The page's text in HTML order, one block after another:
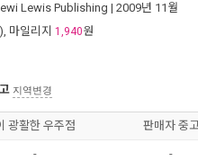
Lewis Publishing | 2009년 11월
마일리지 1,940원
지역변경
광활한 우주점 판매자 중
- -